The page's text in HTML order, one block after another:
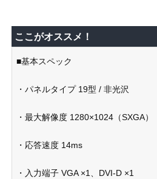
ここがオススメ！
■基本スペック
・パネルタイプ 19型 / 非光沢
・最大解像度 1280×1024（SXGA）
・応答速度 14ms
・入力端子 VGA ×1、DVI-D ×1